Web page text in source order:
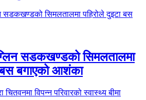
सडकखण्डको सिमलतालमा
बस बगाएको आशंका